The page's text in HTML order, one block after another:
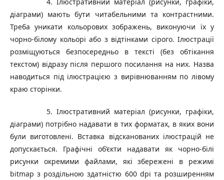
діаграми) мають бути читабельними та контрастними.
Треба уникати кольорових зображень, виконуючи їх у
чорно-білому кольорі або з відтінками сірого. Ілюстрації
розміщуються безпосередньо в тексті (без обтікання
текстом) відразу після першого посилання на них. Назва
наводиться під ілюстрацією з вирівнюванням по лівому
краю сторінки.
5. Ілюстративний матеріал (рисунки, графіки,
діаграми) потрібно надавати в тих форматах, в яких вони
були виготовлені. Вставка відсканованих ілюстрацій не
допускається. Графічні об’єкти надавати як чорно-білі
рисунки окремими файлами, які збережені в режимі
bitmap з роздільною здатністю 600 dpi та розширенням